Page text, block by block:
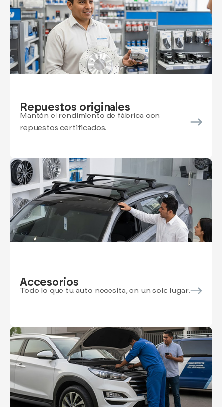
Repuestos originales
Mantén el rendimiento de fábrica con
repuestos certificados.
Accesorios
Todo lo que tu auto necesita, en un solo lugar.